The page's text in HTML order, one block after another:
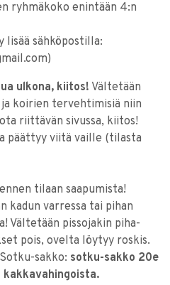
ryhmäkoko enintään 4:n
lisää sähköpostilla:
ulkona, kiitos! Vältetään
koirien tervehtimisiä niin
riittävän sivussa, kiitos!
päättyy viitä vaille (tilasta
tilaan saapumista!
kadun varressa tai pihan
Vältetään pissojakin piha-
pois, ovelta löytyy roskis.
sakko: sotku-sakko 20e
.